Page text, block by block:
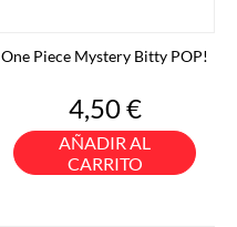
One Piece Mystery Bitty POP!
Precio
4,50 €
AÑADIR AL
CARRITO